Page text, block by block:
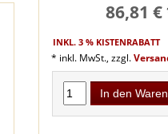
INKL. 3 % KISTENRABATT
86,81 €
* inkl. MwSt., zzgl.
In den